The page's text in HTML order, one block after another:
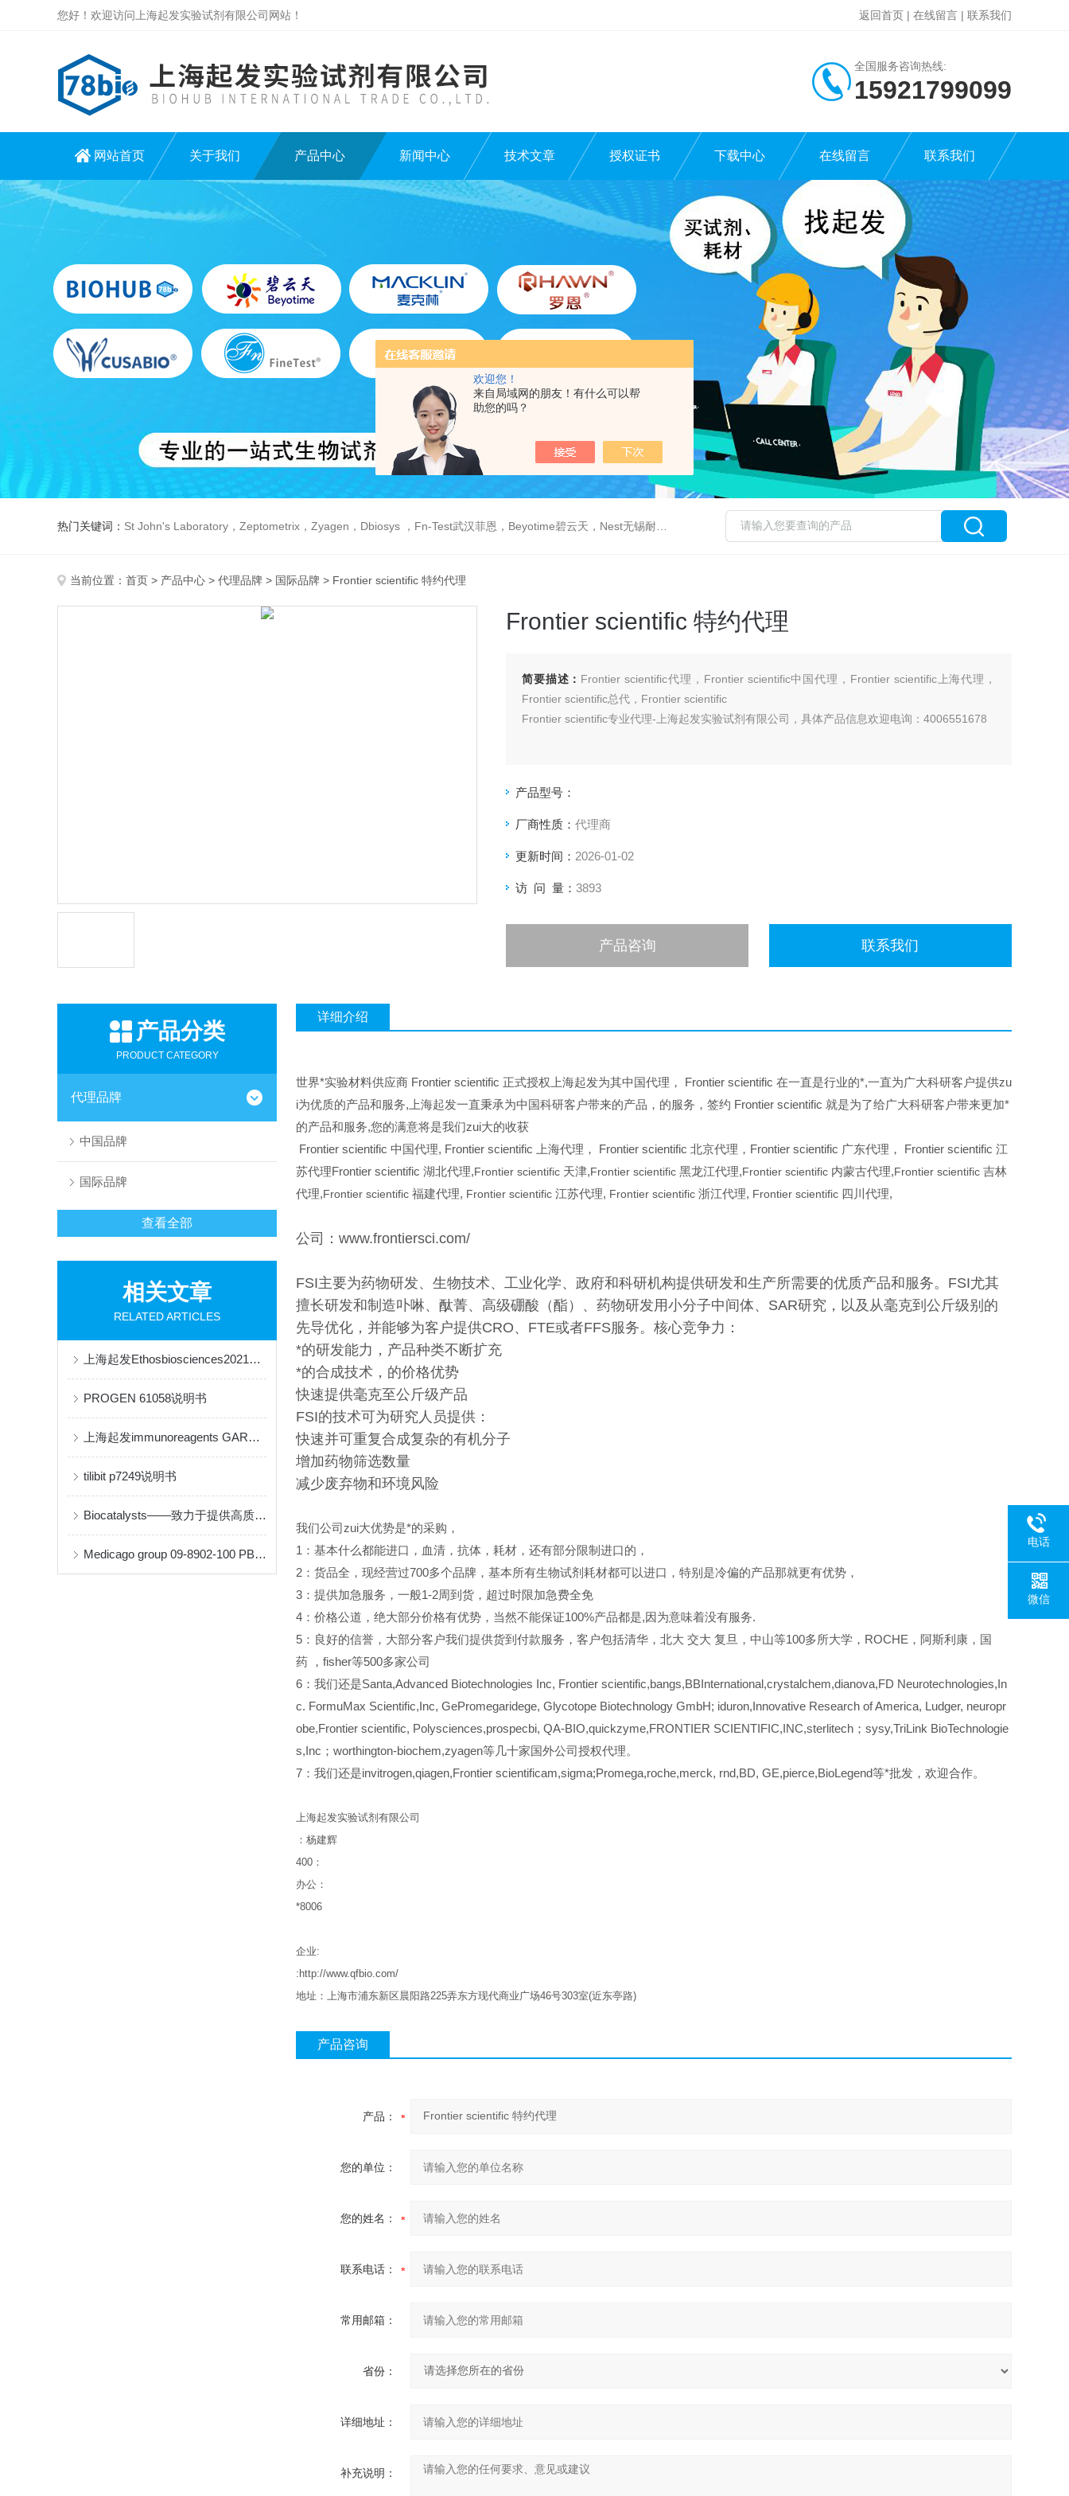
欢迎您！
来自局域网的朋友！有什么可以帮
助您的吗？
您好！欢迎访问上海起发实验试剂有限公司网站！ 返回首页 | 在线留言 | 联系我们
全国服务咨询热线:
15921799099
网站首页 关于我们 产品中心 新闻中心 技术文章 授权证书 下载中心 在线留言 联系我们
热门关键词： St John's Laboratory，Zeptometrix，Zyagen，Dbiosys ，Fn-Test武汉菲恩，Beyotime碧云天，Nest无锡耐思，Elabscience伊莱瑞特，Macklin麦克林生物，Cobioer科佰生物
当前位置： 首页 > 产品中心 > 代理品牌 > 国际品牌 > Frontier scientific 特约代理
Frontier scientific 特约代理
简要描述： Frontier scientific代理，Frontier scientific中国代理，Frontier scientific上海代理，
Frontier scientific总代，Frontier scientific
Frontier scientific专业代理-上海起发实验试剂有限公司，具体产品信息欢迎电询：4006551678
产品型号：
厂商性质： 代理商
更新时间： 2026-01-02
访 问 量： 3893
产品咨询 联系我们
产品分类
PRODUCT CATEGORY
代理品牌
中国品牌
国际品牌
查看全部
相关文章
RELATED ARTICLES
上海起发Ethosbiosciences2021年价格表
PROGEN 61058说明书
上海起发immunoreagents GARHRP-050说明书
tilibit p7249说明书
Biocatalysts——致力于提供高质量的酶和生物催化解决方案
Medicago group 09-8902-100 PBS-Tween 缓冲液片剂说明书
详细介绍
世界*实验材料供应商 Frontier scientific 正式授权上海起发为其中国代理， Frontier scientific 在一直是行业的*,一直为广大科研客户提供zu
i为优质的产品和服务,上海起发一直秉承为中国科研客户带来的产品，的服务，签约 Frontier scientific 就是为了给广大科研客户带来更加*
的产品和服务,您的满意将是我们zui大的收获
Frontier scientific 中国代理, Frontier scientific 上海代理， Frontier scientific 北京代理，Frontier scientific 广东代理， Frontier scientific 江
苏代理Frontier scientific 湖北代理,Frontier scientific 天津,Frontier scientific 黑龙江代理,Frontier scientific 内蒙古代理,Frontier scientific 吉林
代理,Frontier scientific 福建代理, Frontier scientific 江苏代理, Frontier scientific 浙江代理, Frontier scientific 四川代理,
公司：www.frontiersci.com/
FSI主要为药物研发、生物技术、工业化学、政府和科研机构提供研发和生产所需要的优质产品和服务。FSI尤其
擅长研发和制造卟啉、酞菁、高级硼酸（酯）、药物研发用小分子中间体、SAR研究，以及从毫克到公斤级别的
先导优化，并能够为客户提供CRO、FTE或者FFS服务。核心竞争力：
*的研发能力，产品种类不断扩充
*的合成技术，的价格优势
快速提供毫克至公斤级产品
FSI的技术可为研究人员提供：
快速并可重复合成复杂的有机分子
增加药物筛选数量
减少废弃物和环境风险
我们公司zui大优势是*的采购，
1
：基本什么都能进口，血清，抗体，耗材，还有部分限制进口的，
2 ：货品全，现经营过700多个品牌，基本所有生物试剂耗材都可以进口，特别是冷偏的产品那就更有优势，
3 ：提供加急服务，一般1-2周到货，超过时限加急费全免
4 ：价格公道，绝大部分价格有优势，当然不能保证100%产品都是,因为意味着没有服务.
5 ：良好的信誉，大部分客户我们提供货到付款服务，客户包括清华，北大 交大 复旦，中山等100多所大学，ROCHE，阿斯利康，国
药
，fisher等500多家公司
6 ：我们还是Santa,Advanced Biotechnologies Inc, Frontier scientific,bangs,BBInternational,crystalchem,dianova,FD Neurotechnologies,In
c. FormuMax Scientific,Inc, GePromegaridege, Glycotope Biotechnology GmbH; iduron,Innovative Research of America, Ludger, neuropr
obe,Frontier scientific, Polysciences,prospecbi, QA-BIO,quickzyme,FRONTIER SCIENTIFIC,INC,sterlitech；sysy,TriLink BioTechnologie
s,Inc；worthington-biochem,zyagen等几十家国外公司授权代理。
7：我们还是invitrogen,qiagen,Frontier scientificam,sigma;Promega,roche,merck, rnd,BD, GE,pierce,BioLegend等*批发，欢迎合作。
上海起发实验试剂有限公司
：杨建辉
400 ：
办公：
*8006
企业:
:http://www.qfbio.com/
地址：上海市浦东新区晨阳路225弄东方现代商业广场46号303室(近东亭路)
产品咨询
产品：
您的单位：
您的姓名：
联系电话：
常用邮箱：
省份：
详细地址：
补充说明：
电话
微信